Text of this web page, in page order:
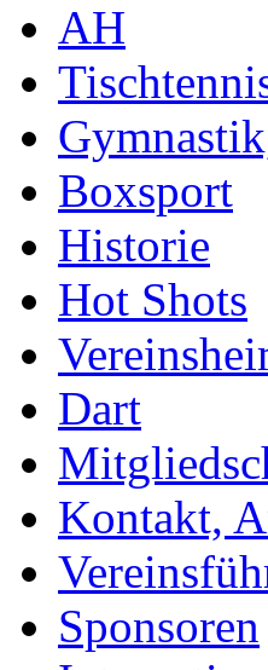
AH
Boxsport
Historie
Hot Shots
Dart
Kontakt,
Sponsoren